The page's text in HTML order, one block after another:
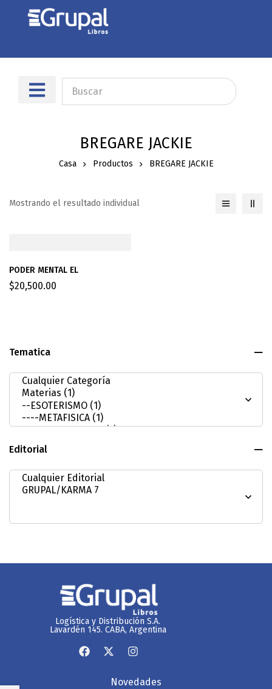
BREGARE JACKIE
Casa Productos BREGARE JACKIE
Tematica
Editorial
Mostrando el resultado individual
PODER MENTAL EL
$20,500.00
Logística y Distribución S.A.
Lavardén 145. CABA, Argentina
Novedades